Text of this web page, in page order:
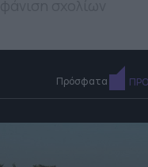
Πρόσφατα